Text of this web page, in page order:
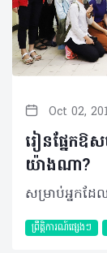
Oct 02,
រៀនផ្នែកឱ
យ៉ាងណា?
ព្រឹត្តិការណ៍ផ្សេងៗ